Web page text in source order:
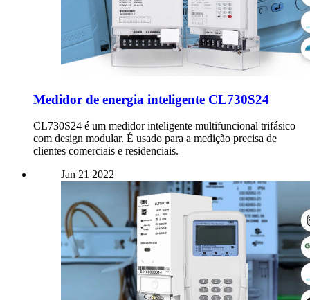
Medidor de energia inteligente CL730S24
CL730S24 é um medidor inteligente multifuncional trifásico
com design modular. É usado para a medição precisa de
clientes comerciais e residenciais.
Jan 21 2022